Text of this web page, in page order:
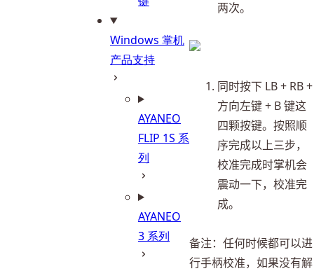
Windows 掌机
产品支持
AYANEO
FLIP 1S 系
列
AYANEO
3 系列
两次。
同时按下 LB + RB +
方向左键 + B 键这
四颗按键。按照顺
序完成以上三步，
校准完成时掌机会
震动一下，校准完
成。
备注：任何时候都可以进
行手柄校准，如果没有解